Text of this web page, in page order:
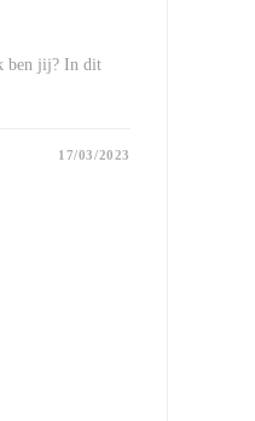
ben jij? In dit
17/03/2023